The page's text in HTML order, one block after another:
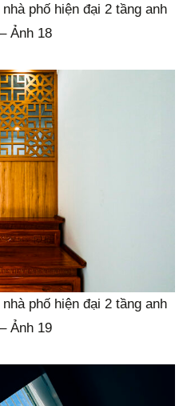
phố hiện đại 2 tầng anh
Ảnh 18
phố hiện đại 2 tầng anh
Ảnh 19